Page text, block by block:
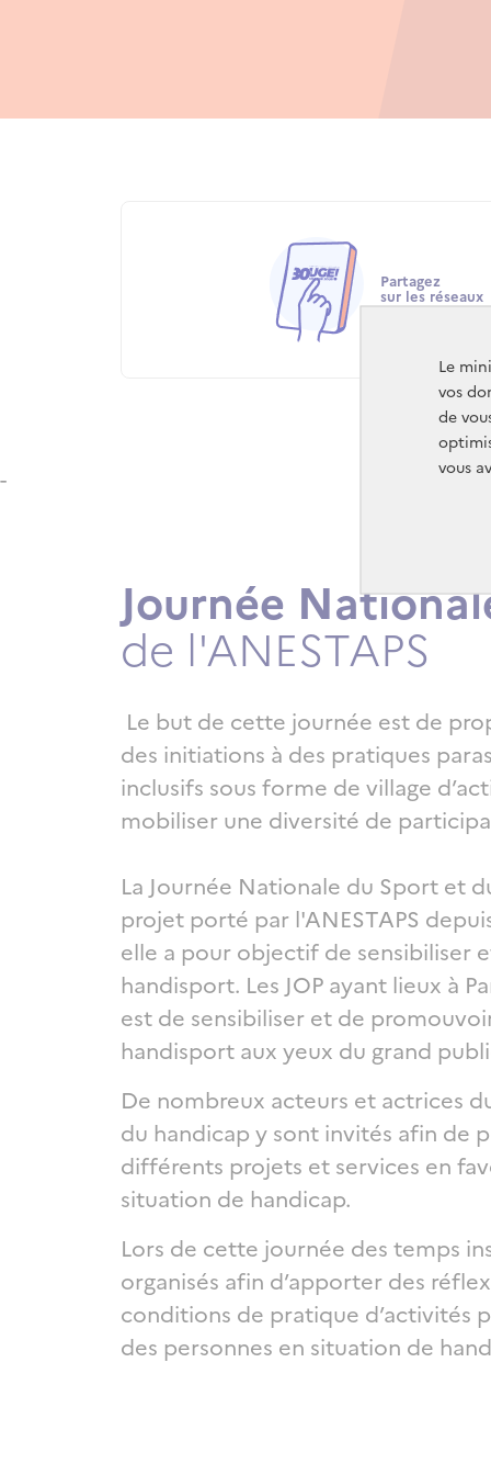
Le
vos
de
vous
Partagez
sur les réseaux
-
Titre
Journée
de l'ANESTAPS
Texte riche
Le but de cette journée est de
des initiations à des pratiques
inclusifs sous forme de village
mobiliser une diversité de
La Journée Nationale du Sport et
projet porté par l'ANESTAPS
elle a pour objectif de sensibiliser
handisport. Les JOP ayant lieux à
est de sensibiliser et de
handisport aux yeux du grand
De nombreux acteurs et actrices
du handicap y sont invités afin de
différents projets et services en
situation de handicap.
Lors de cette journée des temps
organisés afin d’apporter des
conditions de pratique d’activités
des personnes en situation de